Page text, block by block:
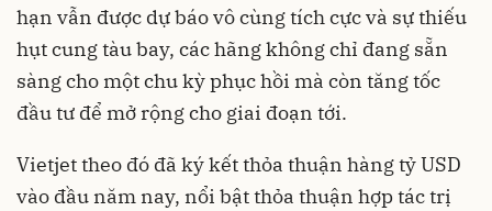
hạn vẫn được dự báo vô cùng tích cực và sự thiếu
hụt cung tàu bay, các hãng không chỉ đang sẵn
sàng cho một chu kỳ phục hồi mà còn tăng tốc
đầu tư để mở rộng cho giai đoạn tới.
Vietjet theo đó đã ký kết thỏa thuận hàng tỷ USD
vào đầu năm nay, nổi bật thỏa thuận hợp tác trị